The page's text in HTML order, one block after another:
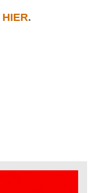
HIER.